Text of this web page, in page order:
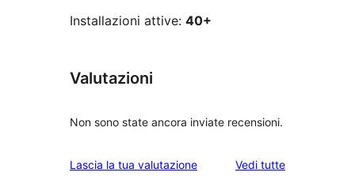
Installazioni attive: 40+
Valutazioni
Non sono state ancora inviate recensioni.
Lascia la tua valutazione Vedi tuttele